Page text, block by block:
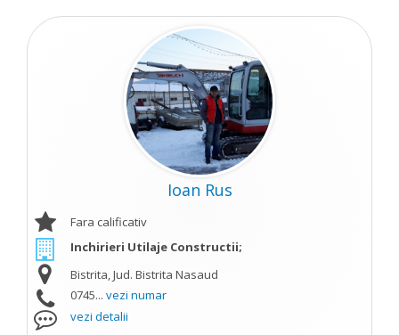
Ioan Rus
Fara calificativ
Inchirieri Utilaje Constructii;
Bistrita, Jud. Bistrita Nasaud
0745... vezi numar
vezi detalii